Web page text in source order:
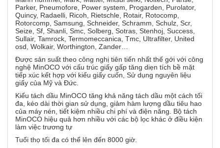
Parker, Pneumofore, Power system, Progarden, Purolator,
Quincy, Radaelli, Ricoh, Rietschle, Rotair, Rotocomp,
Rotorcomp, Samsung, Schneider, Schramm, Schulz, Scr,
Seize, Sf, Shanli, Smc, Solberg, Sotras, Stenhoj, Success,
Sullair, Tamrock, Termomeccanica, Tmc, Ultrafilter, United
osd, Wolkair, Worthington, Zander…
Được sản suất theo công nghị tiên tiến nhất thế gới với công
nghệ MinOCO với cấu trúc giấy gấp tăng diẹn tích bề mặt
tiếp xúc kết hợp với kiểu giấy cuốn, Sử dụng nguyên liệu
giấy của Mỹ và Đức.
Kiểu tách dầu MinOCO tăng khả năng tách dầu một cách tối
đa, kéo dài thời gian sử dụng, giảm hàm lượng dầu tiêu hao
của máy nén, tiết kiệm nhiều chi phí và điện năng. Bộ tách
MinOCO hiệu quả hơn nhiều với các bộ lọc khác ở điều kiện
làm việc trương tự
Tuổi thọ tối đa có thể lên đến 8000 giờ.